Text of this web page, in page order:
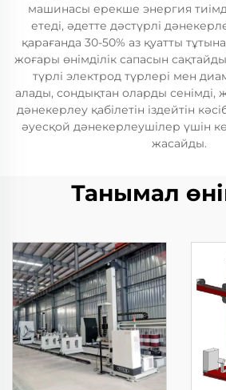
машинасы ерекше энергия
етеді, әдетте дәстүрлі
қарағанда 30-50% аз қуатты
жоғары өнімділік сапасын
түрлі электрод түрлері мен
алады, сондықтан оларды сенімді,
дәнекерлеу қабілетін іздейтін
әуесқой дәнекерлеушілер үшін
жасайды.
Танымал